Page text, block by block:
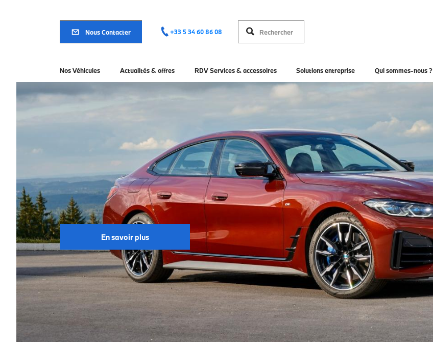
Nous Contacter +33 5 34 60 86 08
Nos Véhicules Actualités & offres RDV Services & accessoires Solutions entreprise Qui sommes-nous ?
En savoir plus